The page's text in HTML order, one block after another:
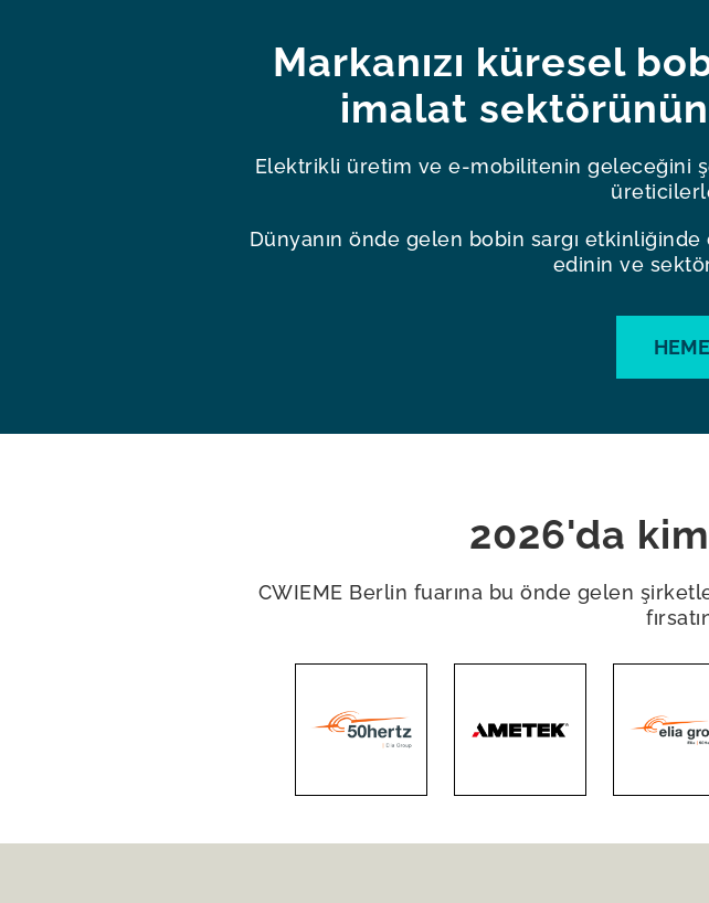
Markanızı küresel
imalat
Elektrikli üretim ve e-mobilitenin geleceğini
Dünyanın önde gelen bobin sargı
edinin ve
2026'da
CWIEME Berlin fuarına bu önde gelen